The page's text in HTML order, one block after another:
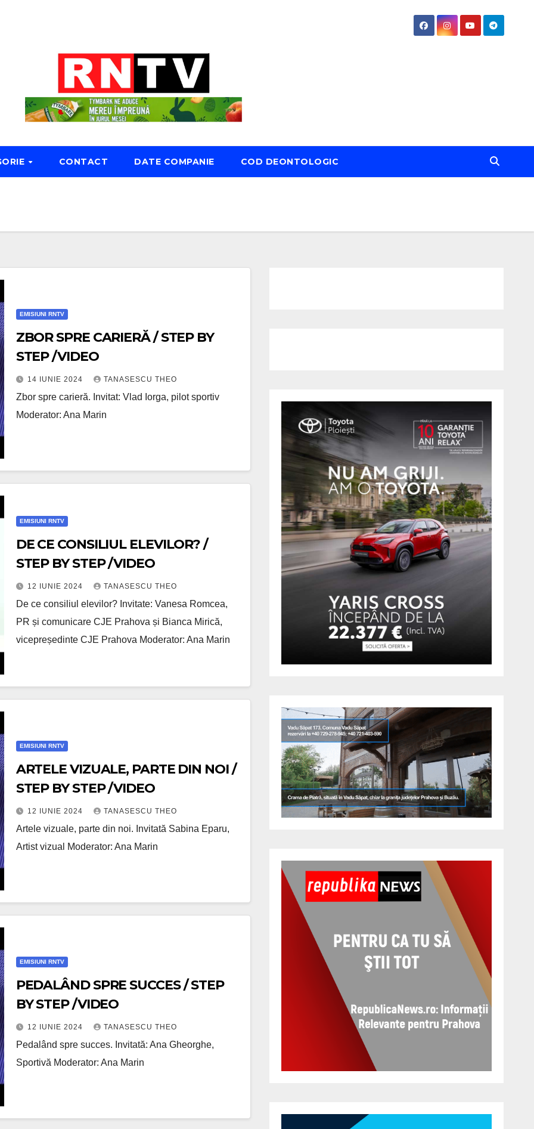
CONTACT DATE COMPANIE COD DEONTOLOGIC
EMISIUNI RNTV
ZBOR SPRE CARIERĂ / STEP BY
STEP /VIDEO
14 IUNIE 2024 TANASESCU THEO
Zbor spre carieră. Invitat: Vlad Iorga, pilot sportiv
Moderator: Ana Marin
EMISIUNI RNTV
DE CE CONSILIUL ELEVILOR? /
STEP BY STEP /VIDEO
12 IUNIE 2024 TANASESCU THEO
De ce consiliul elevilor? Invitate: Vanesa Romcea,
PR și comunicare CJE Prahova și Bianca Mirică,
vicepreședinte CJE Prahova Moderator: Ana Marin
EMISIUNI RNTV
ARTELE VIZUALE, PARTE DIN NOI /
STEP BY STEP /VIDEO
12 IUNIE 2024 TANASESCU THEO
Artele vizuale, parte din noi. Invitată Sabina Eparu,
Artist vizual Moderator: Ana Marin
EMISIUNI RNTV
PEDALÂND SPRE SUCCES / STEP
BY STEP /VIDEO
12 IUNIE 2024 TANASESCU THEO
Pedalând spre succes. Invitată: Ana Gheorghe,
Sportivă Moderator: Ana Marin